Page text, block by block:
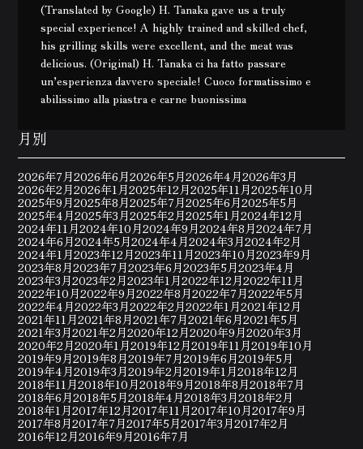
(Translated by Google) H. Tanaka gave us a truly
special experience! A highly trained and skilled chef,
his grilling skills were excellent, and the meat was
delicious. (Original) H. Tanaka ci ha fatto passare
un’esperienza davvero speciale! Cuoco formatissimo e
abilissimo alla piastra e carne buonissima
月別
2026年7月2026年6月2026年5月2026年4月2026年3月
2026年2月2026年1月2025年12月2025年11月2025年10月
2025年9月2025年8月2025年7月2025年6月2025年5月
2025年4月2025年3月2025年2月2025年1月2024年12月
2024年11月2024年10月2024年9月2024年8月2024年7月
2024年6月2024年5月2024年4月2024年3月2024年2月
2024年1月2023年12月2023年11月2023年10月2023年9月
2023年8月2023年7月2023年6月2023年5月2023年4月
2023年3月2023年2月2023年1月2022年12月2022年11月
2022年10月2022年9月2022年8月2022年7月2022年5月
2022年4月2022年3月2022年2月2022年1月2021年12月
2021年11月2021年8月2021年7月2021年6月2021年5月
2021年3月2021年2月2020年12月2020年9月2020年3月
2020年2月2020年1月2019年12月2019年11月2019年10月
2019年9月2019年8月2019年7月2019年6月2019年5月
2019年4月2019年3月2019年2月2019年1月2018年12月
2018年11月2018年10月2018年9月2018年8月2018年7月
2018年6月2018年5月2018年4月2018年3月2018年2月
2018年1月2017年12月2017年11月2017年10月2017年9月
2017年8月2017年7月2017年5月2017年3月2017年2月
2016年12月2016年9月2016年7月